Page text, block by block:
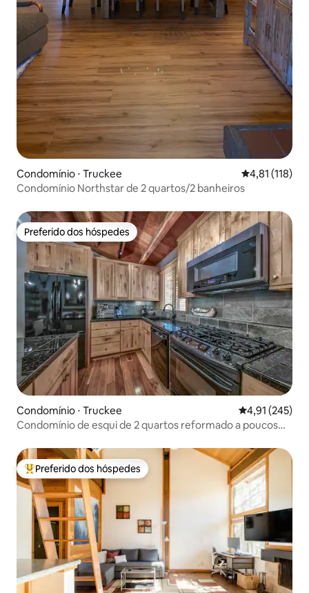
Condomínio ⋅ Truckee 4,81 de uma
4,81 (118)
Condomínio Northstar de 2 quartos/2 banheiros
Preferido dos hóspedes
Preferido dos hóspedes
Condomínio ⋅ Truckee 4,91 de uma
4,91 (245)
Condomínio de esqui de 2 quartos reformado a poucos
Entre os melhores preferidos dos hóspedes
Preferido dos hóspedes